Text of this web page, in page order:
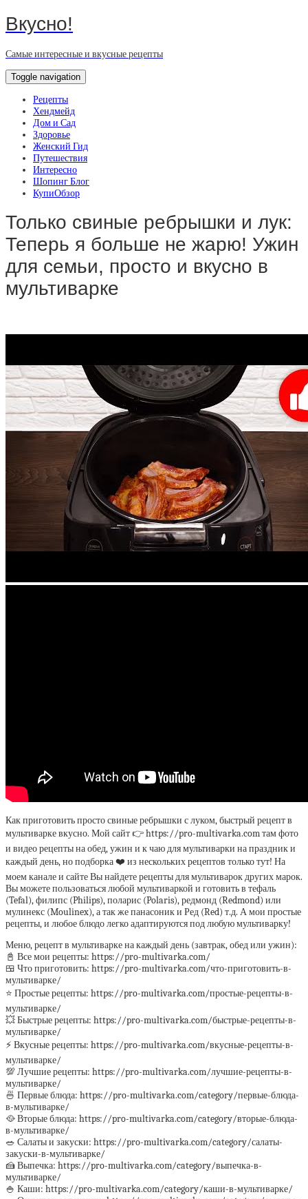
Вкусно!
Самые интересные и вкусные рецепты
Toggle navigation
Рецепты
Хендмейд
Дом и Сад
Здоровье
Женский Гид
Путешествия
Интересно
Шопинг Блог
КупиОбзор
Только свиные ребрышки и лук:
Теперь я больше не жарю! Ужин
для семьи, просто и вкусно в
мультиварке
Как приготовить просто свиные ребрышки с луком, быстрый рецепт в
мультиварке вкусно. Мой сайт 👉 https://pro-multivarka.com там фото
и видео рецепты на обед, ужин и к чаю для мультиварки на праздник и
каждый день, но подборка ❤️ из нескольких рецептов только тут! На
моем канале и сайте Вы найдете рецепты для мультиварок других марок.
Вы можете пользоваться любой мультиваркой и готовить в тефаль
(Tefal), филипс (Philips), поларис (Polaris), редмонд (Redmond) или
мулинекс (Moulinex), а так же панасоник и Ред (Red) т.д. А мои простые
рецепты, и любое блюдо легко адаптируются под любую мультиварку!
Меню, рецепт в мультиварке на каждый день (завтрак, обед или ужин):
📓 Все мои рецепты: https://pro-multivarka.com/
🍱 Что приготовить: https://pro-multivarka.com/что-приготовить-в-
мультиварке/
⭐️ Простые рецепты: https://pro-multivarka.com/простые-рецепты-в-
мультиварке/
💥 Быстрые рецепты: https://pro-multivarka.com/быстрые-рецепты-в-
мультиварке/
⚡️ Вкусные рецепты: https://pro-multivarka.com/вкусные-рецепты-в-
мультиварке/
💯 Лучшие рецепты: https://pro-multivarka.com/лучшие-рецепты-в-
мультиварке/
🍜 Первые блюда: https://pro-multivarka.com/category/первые-блюда-
в-мультиварке/
🥘 Вторые блюда: https://pro-multivarka.com/category/вторые-блюда-
в-мультиварке/
🥗 Салаты и закуски: https://pro-multivarka.com/category/салаты-
закуски-в-мультиварке/
🍰 Выпечка: https://pro-multivarka.com/category/выпечка-в-
мультиварке/
🍚 Каши: https://pro-multivarka.com/category/каши-в-мультиварке/